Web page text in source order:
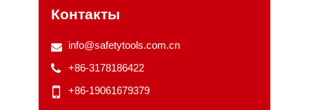
Контакты
info@safetytools.com.cn
+86-3178186422
+86-19061679379